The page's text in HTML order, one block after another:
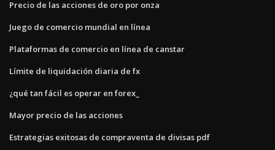
Precio de las acciones de oro por onza
Juego de comercio mundial en línea
Plataformas de comercio en línea de canstar
Límite de liquidación diaria de fx
¿qué tan fácil es operar en forex_
Mayor precio de las acciones
Estrategias exitosas de compraventa de divisas pdf